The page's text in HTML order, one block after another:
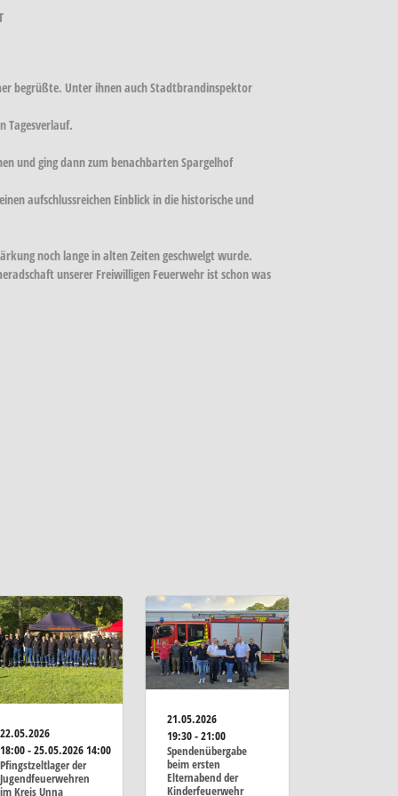
begrüßte. Unter ihnen auch Stadtbrandinspektor
Tagesverlauf.
und ging dann zum benachbarten Spargelhof
aufschlussreichen Einblick in die historische und
noch lange in alten Zeiten geschwelgt wurde.
unserer Freiwilligen Feuerwehr ist schon was
22.05.2026
18:00 - 25.05.2026 14:00
Pfingstzeltlager der
Jugendfeuerwehren
im Kreis Unna
21.05.2026
19:30 - 21:00
Spendenübergabe
beim ersten
Elternabend der
Kinderfeuerwehr